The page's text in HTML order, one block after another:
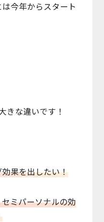
今年からスタート
きな違いです！
果を出したい！
ミパーソナルの効